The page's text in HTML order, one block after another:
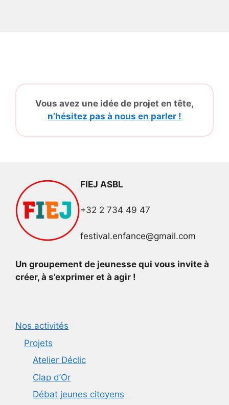
Vous avez une idée de projet en tête,
n’hésitez pas à nous en parler !
FIEJ ASBL
+32 2 734 49 47
festival.enfance@gmail.com
Un groupement de jeunesse qui vous invite à
créer, à s’exprimer et à agir !
Nos activités
Projets
Atelier Déclic
Clap d’Or
Débat jeunes citoyens